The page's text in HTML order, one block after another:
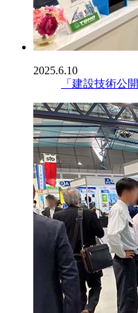
2025.6.10
「建設技術公